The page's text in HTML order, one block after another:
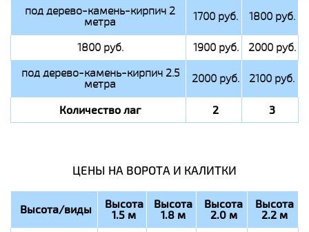
под дерево-камень-кирпич 2
метра 1700 руб. 1800 руб.
1800 руб. 1900 руб.
2000 руб.
под дерево-камень-кирпич 2.5
метра 2000 руб. 2100 руб.
Количество лаг 2 3
ЦЕНЫ НА ВОРОТА И КАЛИТКИ
Высота/виды Высота
1.5 м
Высота
1.8 м
Высота
2.0 м
Высота
2.2 м